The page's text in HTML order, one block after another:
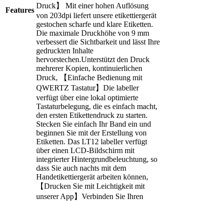
Features
Druck】 Mit einer hohen Auflösung
von 203dpi liefert unsere etikettiergerät
gestochen scharfe und klare Etiketten.
Die maximale Druckhöhe von 9 mm
verbessert die Sichtbarkeit und lässt Ihre
gedruckten Inhalte
hervorstechen.Unterstützt den Druck
mehrerer Kopien, kontinuierlichen
Druck, 【Einfache Bedienung mit
QWERTZ Tastatur】Die labeller
verfügt über eine lokal optimierte
Tastaturbelegung, die es einfach macht,
den ersten Etikettendruck zu starten.
Stecken Sie einfach Ihr Band ein und
beginnen Sie mit der Erstellung von
Etiketten. Das LT12 labeller verfügt
über einen LCD-Bildschirm mit
integrierter Hintergrundbeleuchtung, so
dass Sie auch nachts mit dem
Handetikettiergerät arbeiten können,
【Drucken Sie mit Leichtigkeit mit
unserer App】Verbinden Sie Ihren